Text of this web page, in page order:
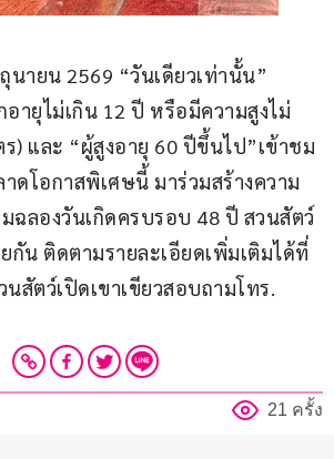
ายน 2569 “วันเดียวเท่านั้น”
อายุไม่เกิน 12 ปี หรือมีความสูงไม่
ร) และ “ผู้สูงอายุ 60 ปีขึ้นไป”เข้าชม
ดโอกาสพิเศษนี้ มาร่วมสร้างความ
ฉลองวันเกิดครบรอบ 48 ปี สวนสัตว์
กัน ติดตามรายละเอียดเพิ่มเติมได้ที่
นสัตว์เปิดเขาเขียวสอบถามโทร.
21 ครั้ง